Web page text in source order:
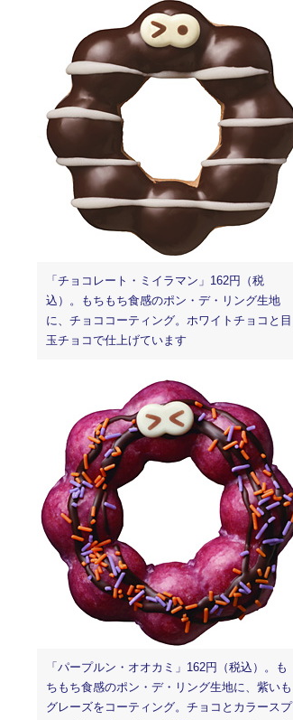
「チョコレート・ミイラマン」162円（税
込）。もちもち食感のポン・デ・リング生地
に、チョココーティング。ホワイトチョコと目
玉チョコで仕上げています
「パープルン・オオカミ」162円（税込）。も
ちもち食感のポン・デ・リング生地に、紫いも
グレーズをコーティング。チョコとカラースプ